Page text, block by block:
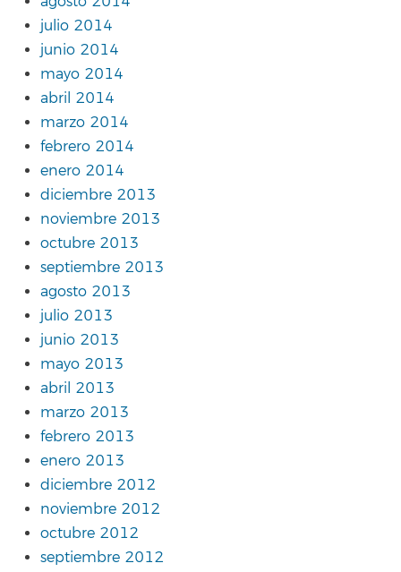
julio 2014
junio 2014
mayo 2014
abril 2014
marzo 2014
febrero 2014
enero 2014
diciembre 2013
noviembre 2013
octubre 2013
septiembre 2013
agosto 2013
julio 2013
junio 2013
mayo 2013
abril 2013
marzo 2013
febrero 2013
enero 2013
diciembre 2012
noviembre 2012
octubre 2012
septiembre 2012